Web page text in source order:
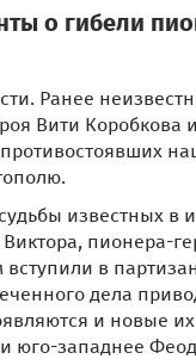
о гибели
Ранее
Вити Коробкова
известных
пионера-
в
дела
и новые
юго-западнее